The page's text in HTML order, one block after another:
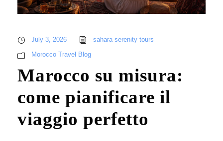
July 3, 2026
sahara serenity tours
Morocco Travel Blog
Marocco su misura:
come pianificare il
viaggio perfetto